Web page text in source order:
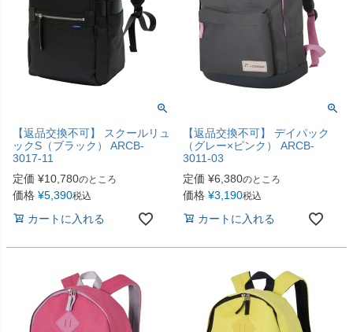
【返品交換不可】 スクールリュ
ックS（ブラック） ARCB-
3017-11
定価 ¥10,780のところ
価格 ¥5,390税込
カートに入れる
【返品交換不可】 デイパック
（グレー×ピンク） ARCB-
3011-03
定価 ¥6,380のところ
価格 ¥3,190税込
カートに入れる